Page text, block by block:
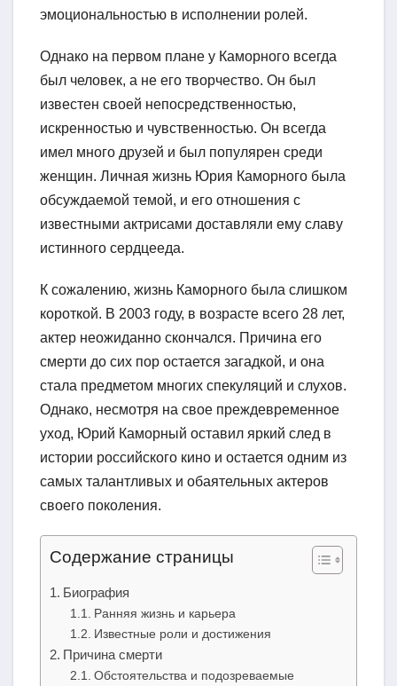
эмоциональностью в исполнении ролей.
Однако на первом плане у Каморного всегда
был человек, а не его творчество. Он был
известен своей непосредственностью,
искренностью и чувственностью. Он всегда
имел много друзей и был популярен среди
женщин. Личная жизнь Юрия Каморного была
обсуждаемой темой, и его отношения с
известными актрисами доставляли ему славу
истинного сердцееда.
К сожалению, жизнь Каморного была слишком
короткой. В 2003 году, в возрасте всего 28 лет,
актер неожиданно скончался. Причина его
смерти до сих пор остается загадкой, и она
стала предметом многих спекуляций и слухов.
Однако, несмотря на свое преждевременное
уход, Юрий Каморный оставил яркий след в
истории российского кино и остается одним из
самых талантливых и обаятельных актеров
своего поколения.
Содержание страницы
Биография
Ранняя жизнь и карьера
Известные роли и достижения
Причина смерти
Обстоятельства и подозреваемые